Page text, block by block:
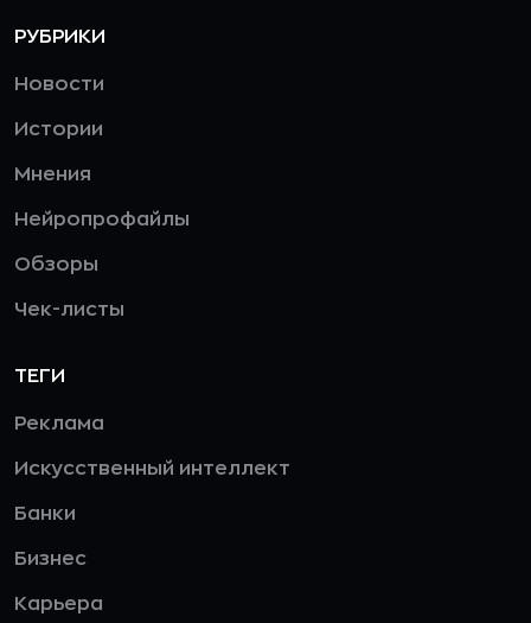
РУБРИКИ
Новости
Истории
Мнения
Нейропрофайлы
Обзоры
Чек-листы
ТЕГИ
Реклама
Искусственный интеллект
Банки
Бизнес
Карьера